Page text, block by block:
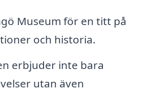
Museum för en titt på
och historia.
erbjuder inte bara
utan även